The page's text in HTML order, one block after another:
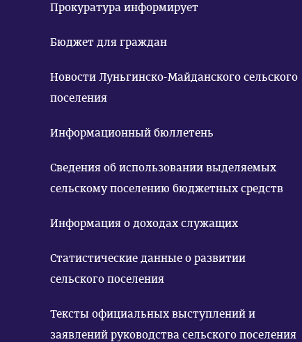
Прокуратура информирует
Бюджет для граждан
Новости Луньгинско-Майданского сельского
поселения
Информационный бюллетень
Сведения об использовании выделяемых
сельскому поселению бюджетных средств
Информация о доходах служащих
Статистические данные о развитии
сельского поселения
Тексты официальных выступлений и
заявлений руководства сельского поселения